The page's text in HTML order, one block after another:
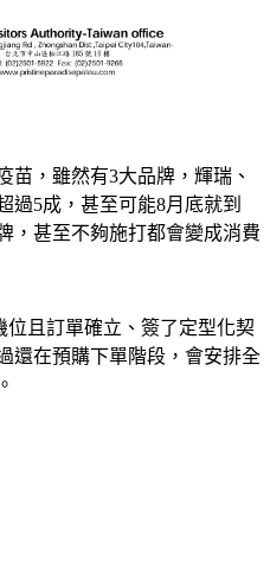
苗，雖然有3大品牌，輝瑞、
過5成，甚至可能8月底就到
，甚至不夠施打都會變成消費
且訂單確立、簽了定型化契
還在預購下單階段，會安排全